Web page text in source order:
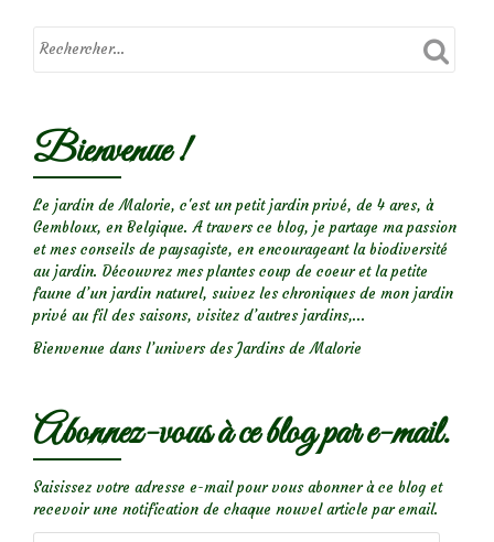
(1/2)
Bienvenue !
Le jardin de Malorie, c'est un petit jardin privé, de 4 ares, à
Gembloux, en Belgique. A travers ce blog, je partage ma passion
et mes conseils de paysagiste, en encourageant la biodiversité
au jardin. Découvrez mes plantes coup de coeur et la petite
faune d’un jardin naturel, suivez les chroniques de mon jardin
privé au fil des saisons, visitez d’autres jardins,...
Bienvenue dans l’univers des Jardins de Malorie
Abonnez-vous à ce blog par e-mail.
Saisissez votre adresse e-mail pour vous abonner à ce blog et
recevoir une notification de chaque nouvel article par email.